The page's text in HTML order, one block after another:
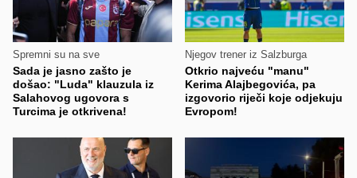
Spremni su na sve
Sada je jasno zašto je
došao: "Luda" klauzula iz
Salahovog ugovora s
Turcima je otkrivena!
Njegov trener iz Salzburga
Otkrio najveću "manu"
Kerima Alajbegovića, pa
izgovorio riječi koje odjekuju
Evropom!